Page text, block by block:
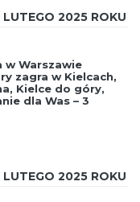
LUTEGO 2025 ROKU
w Warszawie
zagra w Kielcach,
Kielce do góry,
dla Was – 3
LUTEGO 2025 ROKU